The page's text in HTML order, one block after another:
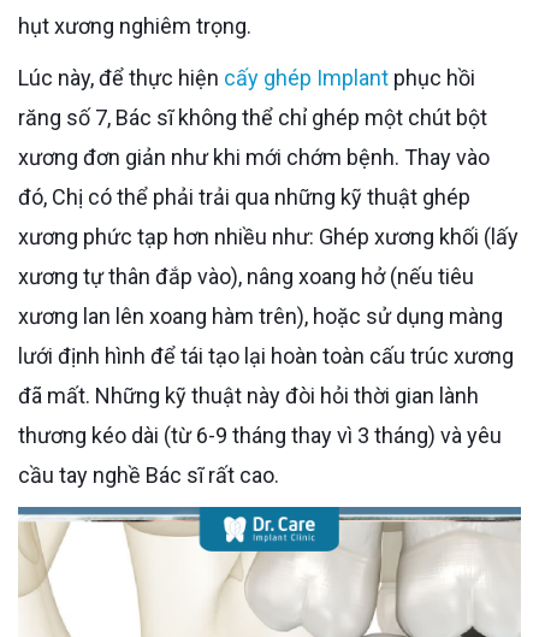
hụt xương nghiêm trọng.
Lúc này, để thực hiện cấy ghép Implant phục hồi
răng số 7, Bác sĩ không thể chỉ ghép một chút bột
xương đơn giản như khi mới chớm bệnh. Thay vào
đó, Chị có thể phải trải qua những kỹ thuật ghép
xương phức tạp hơn nhiều như: Ghép xương khối (lấy
xương tự thân đắp vào), nâng xoang hở (nếu tiêu
xương lan lên xoang hàm trên), hoặc sử dụng màng
lưới định hình để tái tạo lại hoàn toàn cấu trúc xương
đã mất. Những kỹ thuật này đòi hỏi thời gian lành
thương kéo dài (từ 6-9 tháng thay vì 3 tháng) và yêu
cầu tay nghề Bác sĩ rất cao.